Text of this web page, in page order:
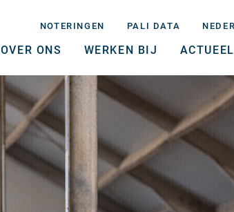
NOTERINGEN PALI DATA
OVER ONS WERKEN BIJ ACTUEEL